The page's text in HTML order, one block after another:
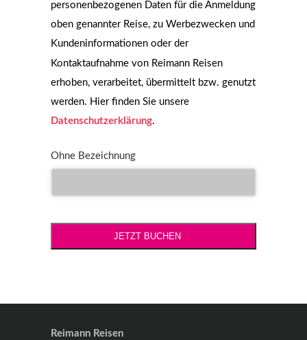
personenbezogenen Daten für die Anmeldung
oben genannter Reise, zu Werbezwecken und
Kundeninformationen oder der
Kontaktaufnahme von Reimann Reisen
erhoben, verarbeitet, übermittelt bzw. genutzt
werden. Hier finden Sie unsere
Datenschutzerklärung.
Ohne Bezeichnung
JETZT BUCHEN
Reimann Reisen